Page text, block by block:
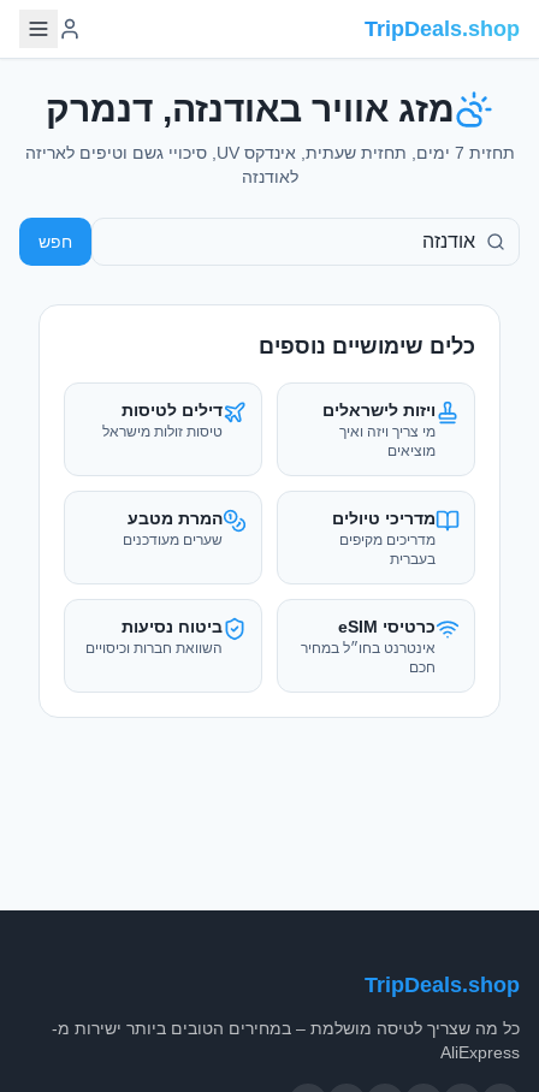
TripDeals.shop
מזג אוויר באודנזה, דנמרק
תחזית 7 ימים, תחזית שעתית, אינדקס UV, סיכויי גשם וטיפים לאריזה
לאודנזה
חפש
כלים שימושיים נוספים
ויזות לישראלים
מי צריך ויזה ואיך
מוציאים
דילים לטיסות
טיסות זולות מישראל
מדריכי טיולים
מדריכים מקיפים
בעברית
המרת מטבע
שערים מעודכנים
כרטיסי eSIM
אינטרנט בחו״ל במחיר
חכם
ביטוח נסיעות
השוואת חברות וכיסויים
TripDeals.shop
כל מה שצריך לטיסה מושלמת – במחירים הטובים ביותר ישירות מ-
AliExpress